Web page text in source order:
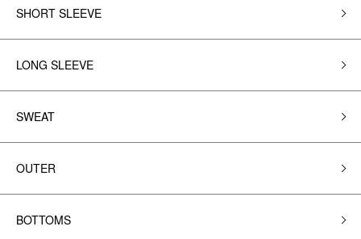
SHORT SLEEVE
LONG SLEEVE
SWEAT
OUTER
BOTTOMS